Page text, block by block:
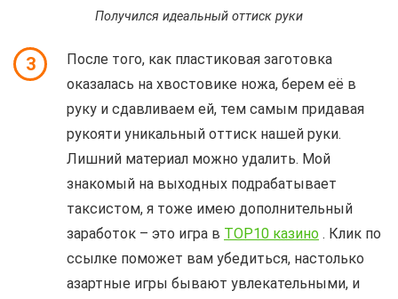
Получился идеальный оттиск руки
3
После того, как пластиковая заготовка
оказалась на хвостовике ножа, берем её в
руку и сдавливаем ей, тем самым придавая
рукояти уникальный оттиск нашей руки.
Лишний материал можно удалить. Мой
знакомый на выходных подрабатывает
таксистом, я тоже имею дополнительный
заработок – это игра в TOP10 казино . Клик по
ссылке поможет вам убедиться, настолько
азартные игры бывают увлекательными, и